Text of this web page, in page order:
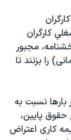
کارگران
مجبور
را بزنند تا
نسبت به
پایین،
کاری اعتراض